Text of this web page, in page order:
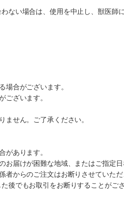
ない場合は、使用を中止し、獣医師
合がございます。
ざいます。
せん。ご了承ください。
あります。
届けが困難な地域、またはご指定
からのご注文はお断りさせていた
でもお取引をお断りすることがご